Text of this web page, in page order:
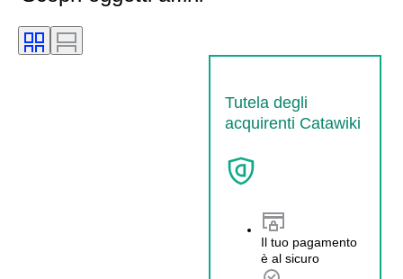
Tutela degli
acquirenti Catawiki
Il tuo pagamento
è al sicuro